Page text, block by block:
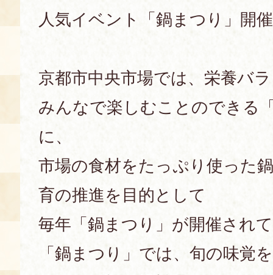
FAQ
キャンセル・ご変更
お土産コーナー
備品リスト
空き状況・ご予約
使用料・お支払い方法
展示見学
人気イベント「鍋まつり」開
京都市中央市場では、栄養バ
みんなで楽しむことのできる
に、
市場の食材をたっぷり使った
育の推進を目的として
毎年「鍋まつり」が開催され
「鍋まつり」では、旬の味覚